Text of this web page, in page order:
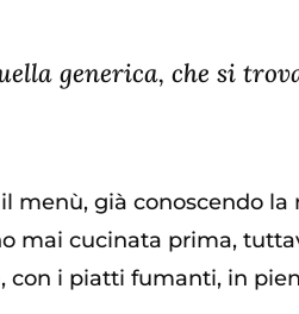
generica, che si
menù, già conoscendo
mai cucinata prima,
i piatti fumanti, in